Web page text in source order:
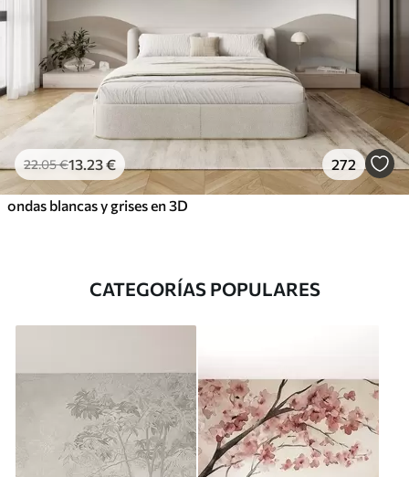
22.05€13.23€ 272
ondas blancas y grises en 3D
CATEGORÍAS POPULARES